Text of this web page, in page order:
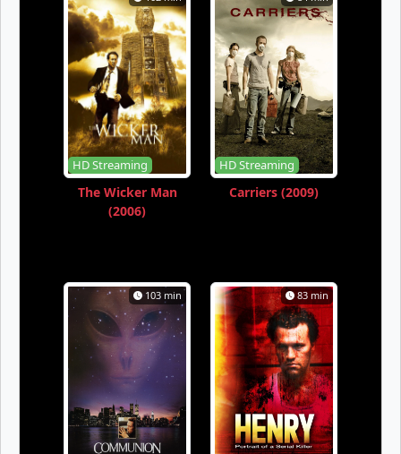
HD Streaming
The Wicker Man
(2006)
HD Streaming
Carriers (2009)
103 min 83 min